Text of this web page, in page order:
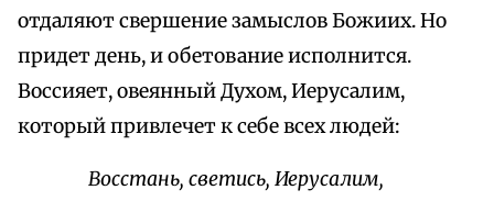
отдаляют свершение замыслов Божиих. Но
придет день, и обетование исполнится.
Воссияет, овеянный Духом, Иерусалим,
который привлечет к себе всех людей:
Восстань, светись, Иерусалим,